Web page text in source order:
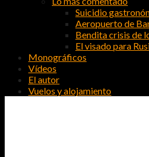
Suicidio
Aeropuerto de
Bendita crisis de
El visado para
Monográficos
Vídeos
El autor
Vuelos y alojamiento